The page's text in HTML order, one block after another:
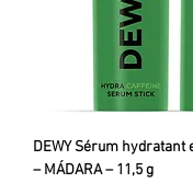
DEWY Sérum hydratant
– MÁDARA – 11,5 g